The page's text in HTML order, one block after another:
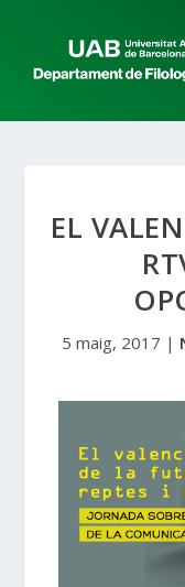
EL
5 maig, 2017 |